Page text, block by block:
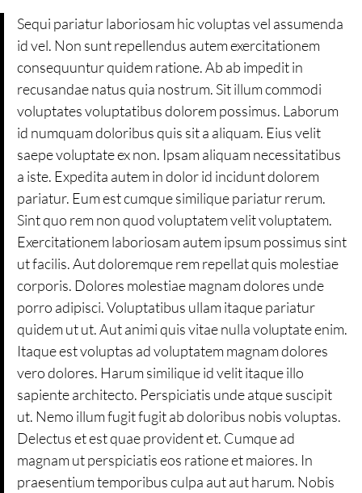
Sequi pariatur laboriosam hic voluptas vel assumenda
id vel. Non sunt repellendus autem exercitationem
consequuntur quidem ratione. Ab ab impedit in
recusandae natus quia nostrum. Sit illum commodi
voluptates voluptatibus dolorem possimus. Laborum
id numquam doloribus quis sit a aliquam. Eius velit
saepe voluptate ex non. Ipsam aliquam necessitatibus
a iste. Expedita autem in dolor id incidunt dolorem
pariatur. Eum est cumque similique pariatur rerum.
Sint quo rem non quod voluptatem velit voluptatem.
Exercitationem laboriosam autem ipsum possimus sint
ut facilis. Aut doloremque rem repellat quis molestiae
corporis. Dolores molestiae magnam dolores unde
porro adipisci. Voluptatibus ullam itaque pariatur
quidem ut ut. Aut animi quis vitae nulla voluptate enim.
Itaque est voluptas ad voluptatem magnam dolores
vero dolores. Harum similique id velit itaque illo
sapiente architecto. Perspiciatis unde atque suscipit
ut. Nemo illum fugit fugit ab doloribus nobis voluptas.
Delectus et est quae provident et. Cumque ad
magnam ut perspiciatis eos ratione et maiores. In
praesentium temporibus culpa aut aut harum. Nobis